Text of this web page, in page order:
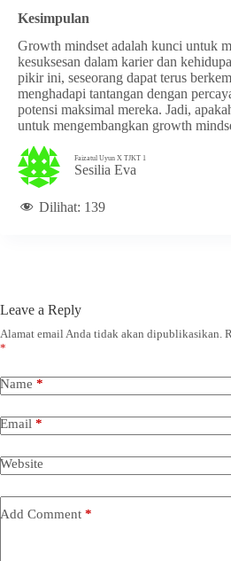
Kesimpulan
Growth mindset adalah kunci untuk
kesuksesan dalam karier dan
pikir ini, seseorang dapat terus
menghadapi tantangan dengan
potensi maksimal mereka. Jadi,
untuk mengembangkan growth
Faizatul Uyun X TJKT 1
Sesilia Eva
Dilihat: 139
Leave a Reply
Alamat email Anda tidak akan dipublikasikan.
*
Name *
Email *
Website
Add Comment *